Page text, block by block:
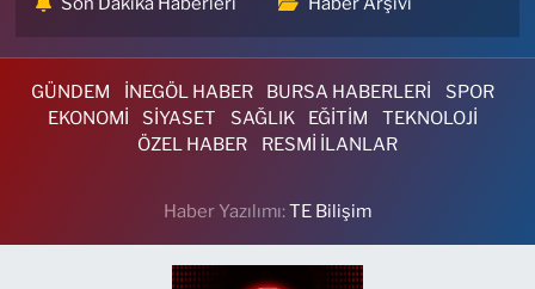
GÜNDEM İNEGÖL HABER BURSA HABERLERİ
SPOR
EKONOMİ
SİYASET SAĞLIK EĞİTİM
TEKNOLOJİ
ÖZEL HABER
RESMİ İLANLAR
Haber Yazılımı:TE Bilişim